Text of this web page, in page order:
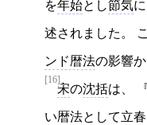
を年始とし節気
述されました。
ンド暦法の影響
[16]
宋の沈括は、
い暦法として立春